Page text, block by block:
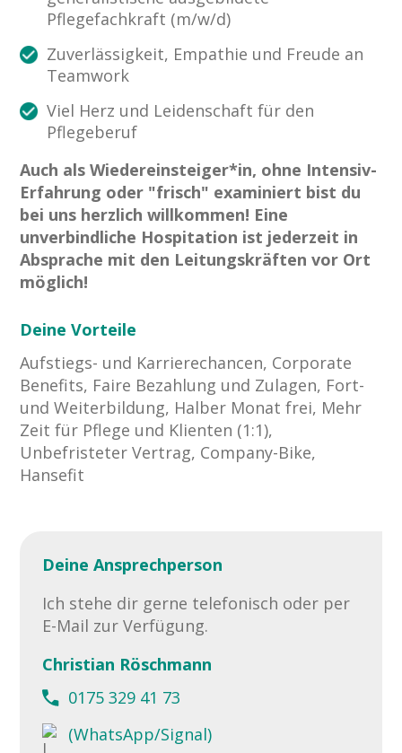
Pflegefachkraft (m/w/d)
Zuverlässigkeit, Empathie und Freude an
Teamwork
Viel Herz und Leidenschaft für den
Pflegeberuf
Auch als Wiedereinsteiger*in, ohne Intensiv-
Erfahrung oder "frisch" examiniert bist du
bei uns herzlich willkommen! Eine
unverbindliche Hospitation ist jederzeit in
Absprache mit den Leitungskräften vor Ort
möglich!
Deine Vorteile
Aufstiegs- und Karrierechancen, Corporate
Benefits, Faire Bezahlung und Zulagen, Fort-
und Weiterbildung, Halber Monat frei, Mehr
Zeit für Pflege und Klienten (1:1),
Unbefristeter Vertrag, Company-Bike,
Hansefit
Deine Ansprechperson
Ich stehe dir gerne telefonisch oder per
E-Mail zur Verfügung.
Christian Röschmann
0175 329 41 73
(WhatsApp/Signal)